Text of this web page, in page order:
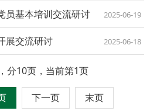
员基本培训交流研讨 2025-06-19
展交流研讨 2025-06-18
分10页，当前第1页
下一页 末页